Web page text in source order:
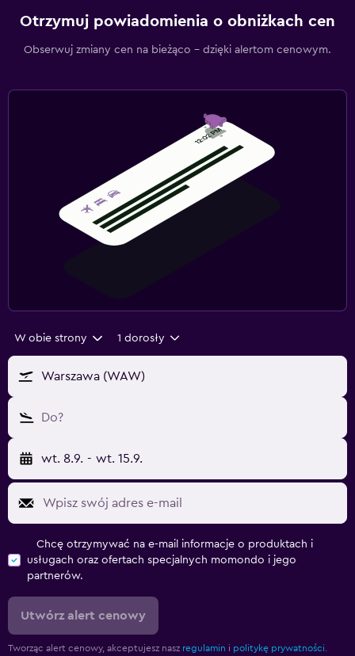
Otrzymuj powiadomienia o obniżkach cen
Obserwuj zmiany cen na bieżąco – dzięki alertom cenowym.
W obie strony 1 dorosły
Warszawa (WAW)
Do?
wt. 8.9. - wt. 15.9.
Chcę otrzymywać na e-mail informacje o produktach i
usługach oraz ofertach specjalnych momondo i jego
partnerów.
Utwórz alert cenowy
Tworząc alert cenowy, akceptujesz nasz regulamin i politykę prywatności.